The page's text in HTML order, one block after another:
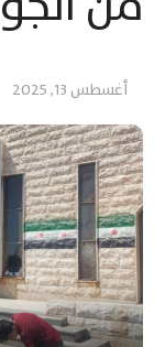
أغسطس 13, 2025